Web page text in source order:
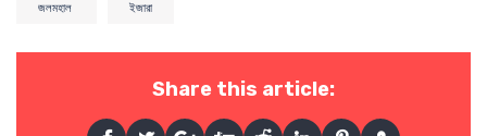
জলমহাল
ইজারা
Share this article: